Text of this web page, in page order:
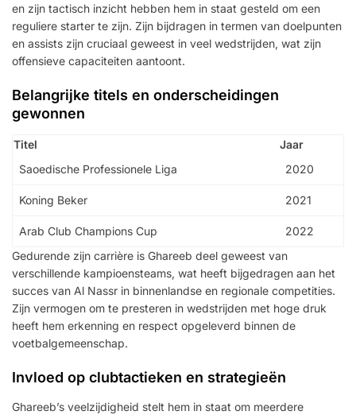
en zijn tactisch inzicht hebben hem in staat gesteld om een
reguliere starter te zijn. Zijn bijdragen in termen van doelpunten
en assists zijn cruciaal geweest in veel wedstrijden, wat zijn
offensieve capaciteiten aantoont.
Belangrijke titels en onderscheidingen
gewonnen
Titel
Jaar
Saoedische Professionele Liga
2020
Koning Beker 2021
Arab Club Champions Cup
2022
Gedurende zijn carrière is Ghareeb deel geweest van
verschillende kampioensteams, wat heeft bijgedragen aan het
succes van Al Nassr in binnenlandse en regionale competities.
Zijn vermogen om te presteren in wedstrijden met hoge druk
heeft hem erkenning en respect opgeleverd binnen de
voetbalgemeenschap.
Invloed op clubtactieken en strategieën
Ghareeb’s veelzijdigheid stelt hem in staat om meerdere